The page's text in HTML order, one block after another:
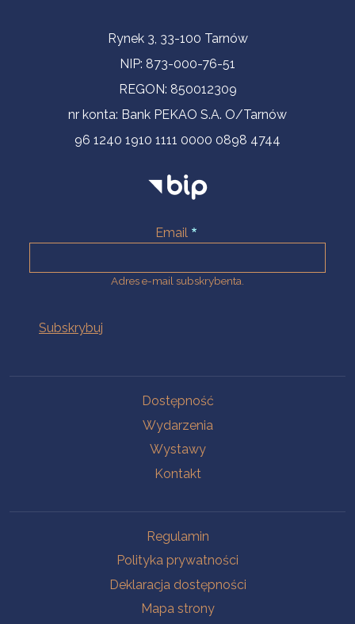
Informacje kontaktoweRynek 3, 33-100 Tarnów
NIP: 873-000-76-51
REGON: 850012309
nr konta: Bank PEKAO S.A. O/Tarnów
96 1240 1910 1111 0000 0898 4744
Email
Adres e-mail subskrybenta.
Dostępność
Wydarzenia
Wystawy
Kontakt
Regulamin
Polityka prywatności
Deklaracja dostępności
Mapa strony